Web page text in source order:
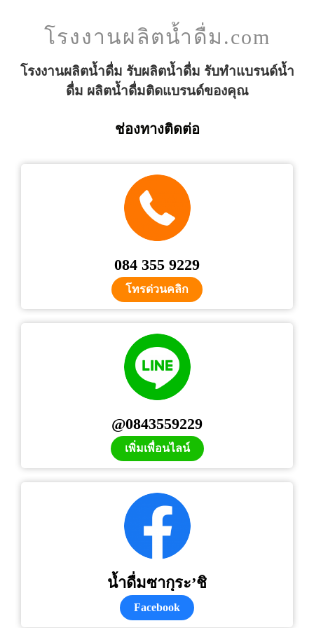
โรงงานผลิตน้ำดื่ม.com
โรงงานผลิตน้ำดื่ม รับผลิตน้ำดื่ม รับทำแบรนด์น้ำ
ดื่ม ผลิตน้ำดื่มติดแบรนด์ของคุณ
ช่องทางติดต่อ
084 355 9229
โทรด่วนคลิก
@0843559229
เพิ่มเพื่อนไลน์
น้ำดื่มซากุระ’ชิ
Facebook